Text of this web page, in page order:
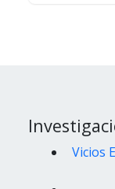
Vicios